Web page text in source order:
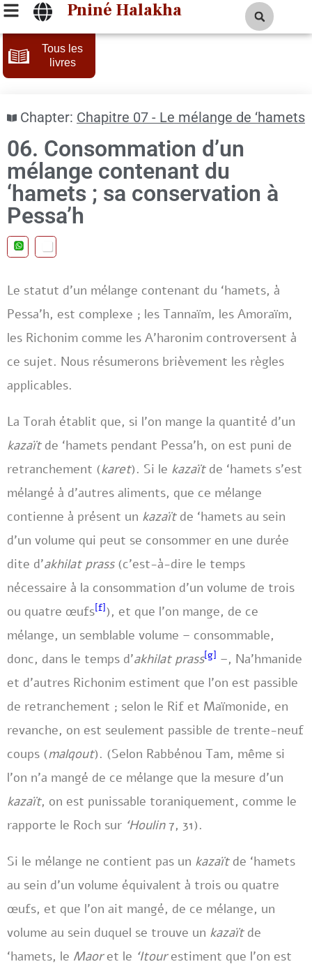
Pniné Halakha
Tous les
livres
Chapter: Chapitre 07 - Le mélange de ‘hamets
06. Consommation d’un
mélange contenant du
‘hamets ; sa conservation à
Pessa’h
Le statut d’un mélange contenant du ‘hamets, à
Pessa’h, est complexe ; les Tannaïm, les Amoraïm,
les Richonim comme les A’haronim controversent à
ce sujet. Nous résumerons brièvement les règles
applicables.
La Torah établit que, si l’on mange la quantité d’un
kazaït de ‘hamets pendant Pessa’h, on est puni de
retranchement (karet). Si le kazaït de ‘hamets s’est
mélangé à d’autres aliments, que ce mélange
contienne à présent un kazaïtde ‘hamets au sein
d’un volume qui peut se consommer en une durée
dite d’akhilat prass (c’est-à-dire le temps
nécessaire à la consommation d’un volume de trois
ou quatre œufs[f]), et que l’on mange, de ce
mélange, un semblable volume – consommable,
donc, dans le temps d’akhilat prass[g] –, Na’hmanide
et d’autres Richonim estiment que l’on est passible
de retranchement ; selon le Rif et Maïmonide, en
revanche, on est seulement passible de trente-neuf
coups (malqout). (Selon Rabbénou Tam, même si
l’on n’a mangé de ce mélange que la mesure d’un
kazaït, on est punissable toraniquement, comme le
rapporte le Roch sur ‘Houlin7, 31).
Si le mélange ne contient pas un kazaït de ‘hamets
au sein d’un volume équivalent à trois ou quatre
œufs, et que l’on ait mangé, de ce mélange, un
volume au sein duquel se trouve un kazaït de
‘hamets, le Maoret le ‘Itourestiment que l’on est